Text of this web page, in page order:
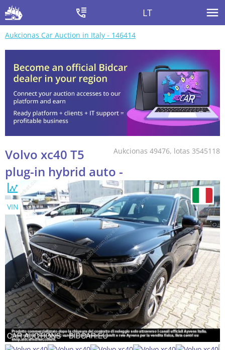
LT
Aukcionas Car Auction in Italy - 146414
Aukcionas 49476, lotas 3545118
Volvo xc40 T5
plug-in hybrid auto -
VIN